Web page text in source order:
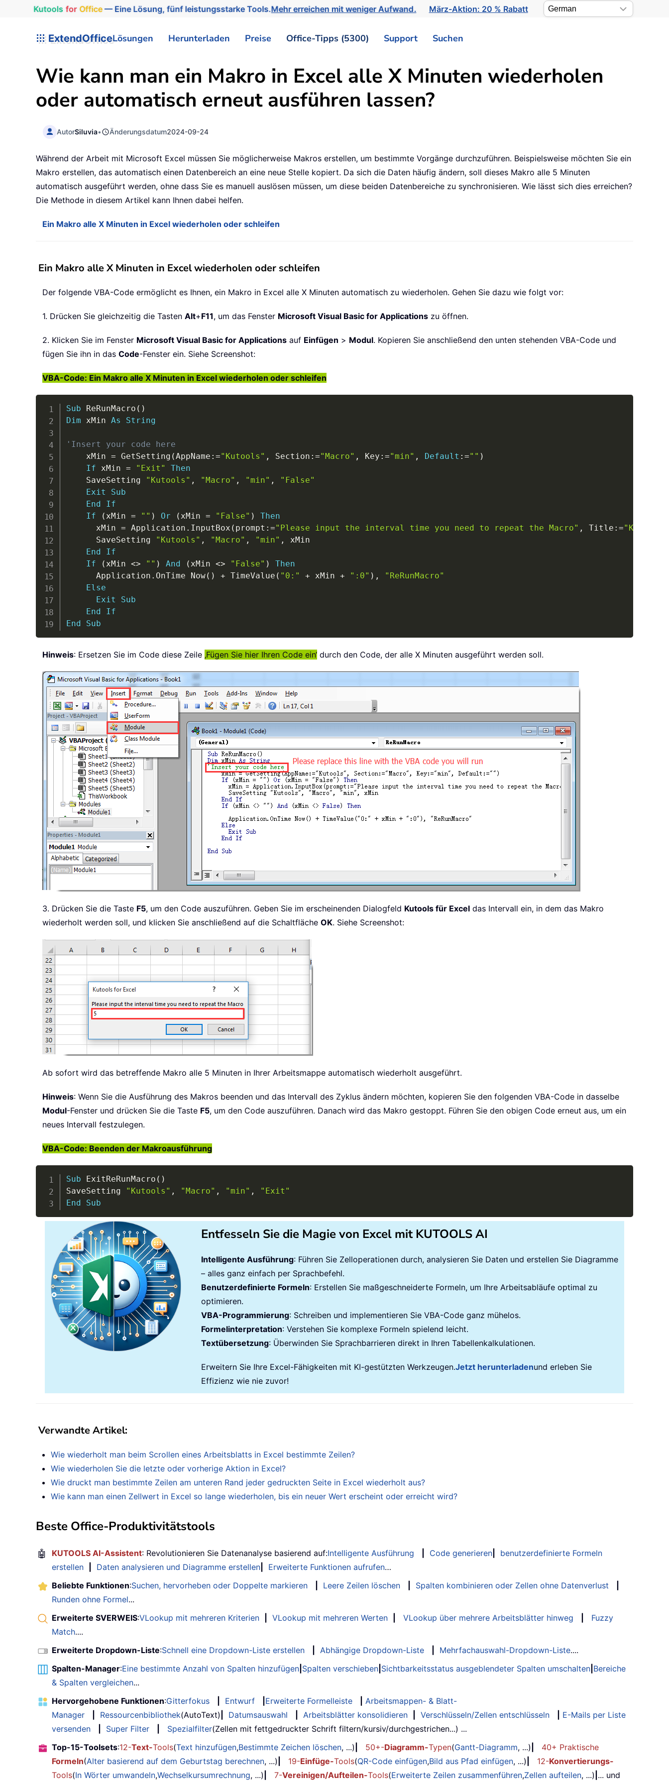
Kutools for Office— Eine Lösung, fünf leistungsstarke Tools.Mehr erreichen mit weniger Aufwand. März-Aktion: 20 % Rabatt
ExtendOfficeLösungen Herunterladen Preise Office-Tipps (5300) Support Suchen
Wie kann man ein Makro in Excel alle X Minuten wiederholen
oder automatisch erneut ausführen lassen?
AutorSiluvia• Änderungsdatum2024-09-24
Während der Arbeit mit Microsoft Excel müssen Sie möglicherweise Makros erstellen, um bestimmte Vorgänge durchzuführen. Beispielsweise möchten Sie ein
Makro erstellen, das automatisch einen Datenbereich an eine neue Stelle kopiert. Da sich die Daten häufig ändern, soll dieses Makro alle 5 Minuten
automatisch ausgeführt werden, ohne dass Sie es manuell auslösen müssen, um diese beiden Datenbereiche zu synchronisieren. Wie lässt sich dies erreichen?
Die Methode in diesem Artikel kann Ihnen dabei helfen.
Ein Makro alle X Minuten in Excel wiederholen oder schleifen
Ein Makro alle X Minuten in Excel wiederholen oder schleifen
Der folgende VBA-Code ermöglicht es Ihnen, ein Makro in Excel alle X Minuten automatisch zu wiederholen. Gehen Sie dazu wie folgt vor:
1. Drücken Sie gleichzeitig die Tasten Alt+F11, um das Fenster Microsoft Visual Basic for Applications zu öffnen.
2. Klicken Sie im Fenster Microsoft Visual Basic for Applications auf Einfügen > Modul. Kopieren Sie anschließend den unten stehenden VBA-Code und
fügen Sie ihn in das Code-Fenster ein. Siehe Screenshot:
VBA-Code: Ein Makro alle X Minuten in Excel wiederholen oder schleifen
Sub ReRunMacro ( )
Dim xMin As String
'Insert your code here
    xMin
= GetSetting (AppName : ="Kutools" , Section : ="Macro" , Key : ="min" , Default : ="" )
If xMin = "Exit"
Then
    SaveSetting
"Kutools" , "Macro" , "min" ,
"False"
Exit
Sub
End
If
If
( xMin = "" ) Or ( xMin = "False" )
Then
      xMin
= Application . InputBox ( prompt : ="Please input the interval time you need to repeat the Macro" , Title : =
      SaveSetting
"Kutools" , "Macro" , "min" ,
xMin
End
If
If
( xMin <> "" ) And ( xMin <> "False" )
Then
      Application
. OnTime Now( ) + TimeValue ( "0:" + xMin + ":0" ) ,
"ReRunMacro"
Else
Exit
Sub
End
If
End
Sub
Hinweis: Ersetzen Sie im Code diese Zeile ‚Fügen Sie hier Ihren Code ein‘ durch den Code, der alle X Minuten ausgeführt werden soll.
3. Drücken Sie die Taste F5, um den Code auszuführen. Geben Sie im erscheinenden Dialogfeld Kutools für Excel das Intervall ein, in dem das Makro
wiederholt werden soll, und klicken Sie anschließend auf die Schaltfläche OK. Siehe Screenshot:
Ab sofort wird das betreffende Makro alle 5 Minuten in Ihrer Arbeitsmappe automatisch wiederholt ausgeführt.
Hinweis: Wenn Sie die Ausführung des Makros beenden und das Intervall des Zyklus ändern möchten, kopieren Sie den folgenden VBA-Code in dasselbe
Modul-Fenster und drücken Sie die Taste F5, um den Code auszuführen. Danach wird das Makro gestoppt. Führen Sie den obigen Code erneut aus, um ein
neues Intervall festzulegen.
VBA-Code: Beenden der Makroausführung
Sub ExitReRunMacro ( )
SaveSetting
"Kutools" , "Macro" , "min" ,
"Exit"
End
Sub
Entfesseln Sie die Magie von Excel mit KUTOOLS AI
Intelligente Ausführung: Führen Sie Zelloperationen durch, analysieren Sie Daten und erstellen Sie Diagramme
– alles ganz einfach per Sprachbefehl.
Benutzerdefinierte Formeln: Erstellen Sie maßgeschneiderte Formeln, um Ihre Arbeitsabläufe optimal zu
optimieren.
VBA-Programmierung: Schreiben und implementieren Sie VBA-Code ganz mühelos.
Formelinterpretation: Verstehen Sie komplexe Formeln spielend leicht.
Textübersetzung: Überwinden Sie Sprachbarrieren direkt in Ihren Tabellenkalkulationen.
Erweitern Sie Ihre Excel-Fähigkeiten mit KI-gestützten Werkzeugen.Jetzt herunterladenund erleben Sie
Effizienz wie nie zuvor!
Verwandte Artikel:
Wie wiederholt man beim Scrollen eines Arbeitsblatts in Excel bestimmte Zeilen?
Wie wiederholen Sie die letzte oder vorherige Aktion in Excel?
Wie druckt man bestimmte Zeilen am unteren Rand jeder gedruckten Seite in Excel wiederholt aus?
Wie kann man einen Zellwert in Excel so lange wiederholen, bis ein neuer Wert erscheint oder erreicht wird?
Beste Office-Produktivitätstools
🤖 KUTOOLS AI-Assistent: Revolutionieren Sie Datenanalyse basierend auf:Intelligente Ausführung Code generieren
benutzerdefinierte Formeln
erstellen
Daten analysieren und Diagramme erstellen Erweiterte Funktionen aufrufen…
Beliebte Funktionen:Suchen, hervorheben oder Doppelte markieren Leere Zeilen löschen Spalten kombinieren oder Zellen ohne Datenverlust
Runden ohne Formel...
Erweiterte SVERWEIS:VLookup mit mehreren Kriterien VLookup mit mehreren Werten VLookup über mehrere Arbeitsblätter hinweg
Fuzzy
Match....
Erweiterte Dropdown-Liste:Schnell eine Dropdown-Liste erstellen Abhängige Dropdown-Liste Mehrfachauswahl-Dropdown-Liste....
Spalten-Manager:Eine bestimmte Anzahl von Spalten hinzufügen Spalten verschieben Sichtbarkeitsstatus ausgeblendeter Spalten umschalten Bereiche
& Spalten vergleichen...
Hervorgehobene Funktionen:Gitterfokus Entwurf Erweiterte Formelleiste
Arbeitsmappen- & Blatt-
Manager
Ressourcenbibliothek(AutoText) Datumsauswahl Arbeitsblätter konsolidieren Verschlüsseln/Zellen entschlüsseln
E-Mails per Liste
versenden
Super Filter Spezialfilter(Zellen mit fettgedruckter Schrift filtern/kursiv/durchgestrichen...) ...
Top-15-Toolsets:12-Text-Tools(Text hinzufügen,Bestimmte Zeichen löschen, ...) 50+-Diagramm-Typen(Gantt-Diagramm, ...)
40+ Praktische
Formeln(Alter basierend auf dem Geburtstag berechnen, ...) 19-Einfüge-Tools(QR-Code einfügen,Bild aus Pfad einfügen, ...) 12-Konvertierungs-
Tools(In Wörter umwandeln,Wechselkursumrechnung, ...) 7-Vereinigen/Aufteilen-Tools(Erweiterte Zeilen zusammenführen,Zellen aufteilen, ...) ... und